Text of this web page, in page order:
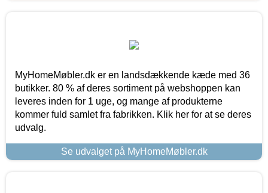
MyHomeMøbler.dk er en landsdækkende kæde med 36
butikker. 80 % af deres sortiment på webshoppen kan
leveres inden for 1 uge, og mange af produkterne
kommer fuld samlet fra fabrikken. Klik her for at se deres
udvalg.
Se udvalget på MyHomeMøbler.dk